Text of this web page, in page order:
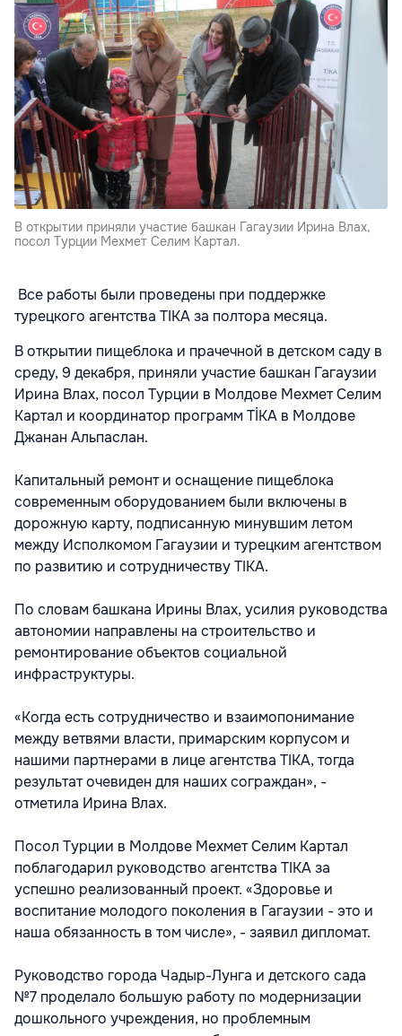
В открытии приняли участие башкан Гагаузии Ирина Влах,
посол Турции Мехмет Селим Картал.
Все работы были проведены при поддержке
турецкого агентства TIKA за полтора месяца.
В открытии пищеблока и прачечной в детском саду в
среду, 9 декабря, приняли участие башкан Гагаузии
Ирина Влах, посол Турции в Молдове Мехмет Селим
Картал и координатор программ TİKA в Молдове
Джанан Альпаслан.
Капитальный ремонт и оснащение пищеблока
современным оборудованием были включены в
дорожную карту, подписанную минувшим летом
между Исполкомом Гагаузии и турецким агентством
по развитию и сотрудничеству TIKA.
По словам башкана Ирины Влах, усилия руководства
автономии направлены на строительство и
ремонтирование объектов социальной
инфраструктуры.
«Когда есть сотрудничество и взаимопонимание
между ветвями власти, примарским корпусом и
нашими партнерами в лице агентства TIKA, тогда
результат очевиден для наших сограждан», -
отметила Ирина Влах.
Посол Турции в Молдове Мехмет Селим Картал
поблагодарил руководство агентства TIKA за
успешно реализованный проект. «Здоровье и
воспитание молодого поколения в Гагаузии - это и
наша обязанность в том числе», - заявил дипломат.
Руководство города Чадыр-Лунга и детского сада
№7 проделало большую работу по модернизации
дошкольного учреждения, но проблемным